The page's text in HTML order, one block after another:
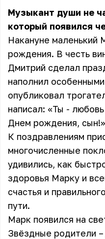
Музыкант души не
который появился
Накануне маленький
рождения. В честь
Дмитрий сделал
наполнил
опубликовал
написал: «Ты -
Днем рождения, сын!»
К поздравлениям
многочисленные
удивились, как
здоровья Марку и
счастья и
пути.
Марк появился на
Звёздные родители